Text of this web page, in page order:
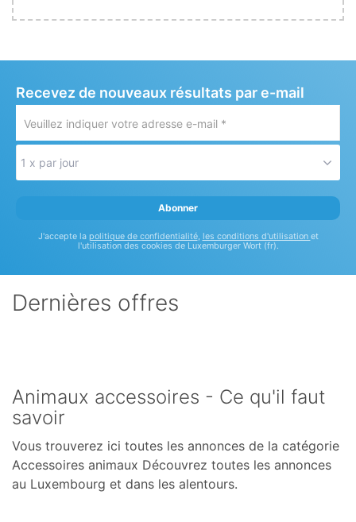
Recevez de nouveaux résultats par e-mail
votre
adresse
1 x par jour
Abonner
J'accepte la politique de confidentialité, les conditions d'utilisation et
l'utilisation des cookies de Luxemburger Wort (fr).
Dernières offres
Animaux accessoires - Ce qu'il faut
savoir
Vous trouverez ici toutes les annonces de la catégorie
Accessoires animaux Découvrez toutes les annonces
au Luxembourg et dans les alentours.